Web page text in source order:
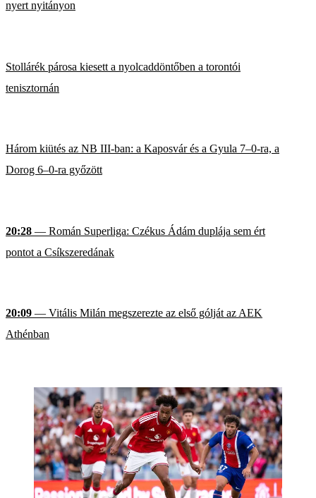
nyert nyitányon
Stollárék párosa kiesett a nyolcaddöntőben a torontói
tenisztornán
Három kiütés az NB III-ban: a Kaposvár és a Gyula 7–0-ra, a
Dorog 6–0-ra győzött
20:28 — Román Superliga: Czékus Ádám duplája sem ért
pontot a Csíkszeredának
20:09 — Vitális Milán megszerezte az első gólját az AEK
Athénban